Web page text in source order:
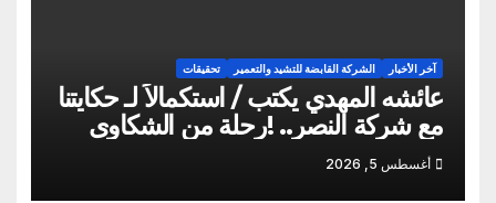
آخر الأخبار الشركة القابضة للتشيد والتعمير تحقيقات
عائشه المهدي يكتب / استكمالاً لـ حكايتنا
مع شركة النصر.. !رحلة من الشكاوى
ومزيد من التعنت المستمر.. و لجوء
للقابضة إلى صدمة الكواليس!
أغسطس 5, 2026